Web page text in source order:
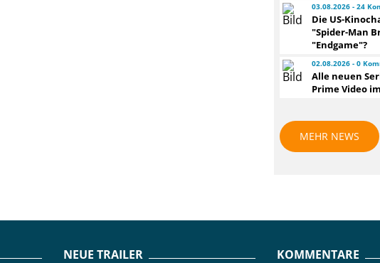
03.08.2026 - 24
Die US-
"Spider-Man
"Endgame"?
02.08.2026 - 0
Alle neuen
Prime Video
MEHR NEWS
NEUE TRAILER KOMMENTARE